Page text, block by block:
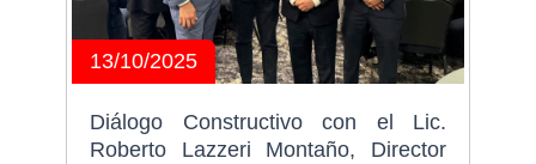
13/10/2025
Diálogo Constructivo con el Lic.
Roberto Lazzeri Montaño, Director